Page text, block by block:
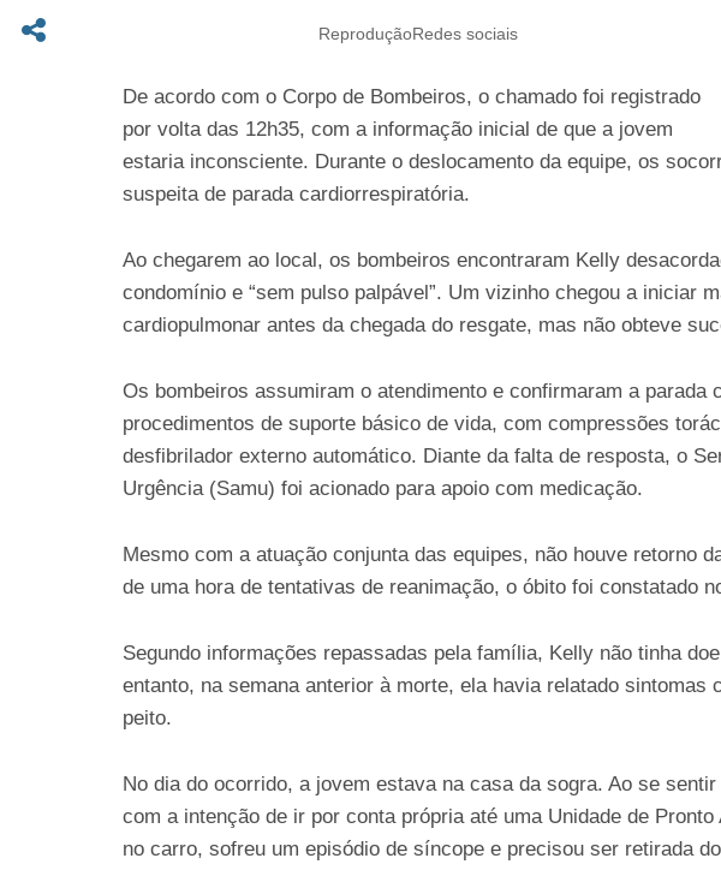
ReproduçãoRedes sociais
De acordo com o Corpo de Bombeiros, o chamado foi registrado
por volta das 12h35, com a informação inicial de que a jovem
estaria inconsciente. Durante o deslocamento da equipe, os
suspeita de parada cardiorrespiratória.
Ao chegarem ao local, os bombeiros encontraram Kelly
condomínio e “sem pulso palpável”. Um vizinho chegou a iniciar
cardiopulmonar antes da chegada do resgate, mas não obteve
Os bombeiros assumiram o atendimento e confirmaram a parada
procedimentos de suporte básico de vida, com compressões
desfibrilador externo automático. Diante da falta de resposta, o
Urgência (Samu) foi acionado para apoio com medicação.
Mesmo com a atuação conjunta das equipes, não houve retorno
de uma hora de tentativas de reanimação, o óbito foi constatado
Segundo informações repassadas pela família, Kelly não tinha
entanto, na semana anterior à morte, ela havia relatado sintomas
peito.
No dia do ocorrido, a jovem estava na casa da sogra. Ao se
com a intenção de ir por conta própria até uma Unidade de
no carro, sofreu um episódio de síncope e precisou ser retirada